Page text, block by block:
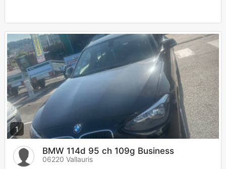
1
BMW 114d 95 ch 109g Business
06220 Vallauris